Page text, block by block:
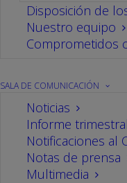
Disposición de
Nuestro equipo
Comprometidos
SALA DE COMUNICACIÓN
Noticias
Informe trimestral
Notificaciones al
Notas de prensa
Multimedia
02/03/2018